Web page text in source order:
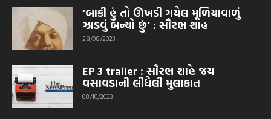
‘બાકી હું તો ઊખડી ગયેલ મૂળિયાવાળું
ઝાડવું બન્યો છું’ : સૌરભ શાહ
28/08/2023
EP 3 trailer : સૌરભ શાહે જય
વસાવડાની લીધેલી મુલાકાત
08/10/2023